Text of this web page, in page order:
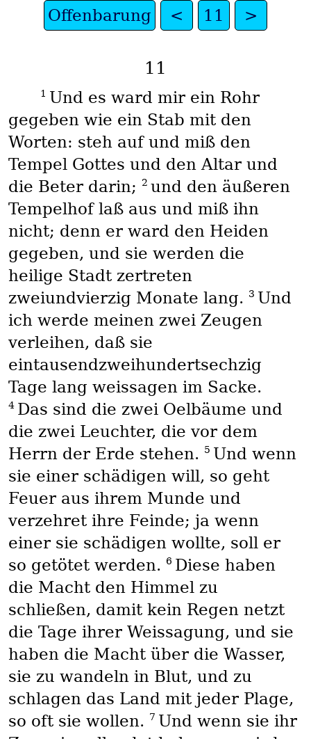
Offenbarung < 11 >
11
1 Und es ward mir ein Rohr
gegeben wie ein Stab mit den
Worten: steh auf und miß den
Tempel Gottes und den Altar und
die Beter darin;
2 und den äußeren
Tempelhof laß aus und miß ihn
nicht; denn er ward den Heiden
gegeben, und sie werden die
heilige Stadt zertreten
zweiundvierzig Monate lang. 3 Und
ich werde meinen zwei Zeugen
verleihen, daß sie
eintausendzweihundertsechzig
Tage lang weissagen im Sacke.
4 Das sind die zwei Oelbäume und
die zwei Leuchter, die vor dem
Herrn der Erde stehen. 5 Und wenn
sie einer schädigen will, so geht
Feuer aus ihrem Munde und
verzehret ihre Feinde; ja wenn
einer sie schädigen wollte, soll er
so getötet werden. 6 Diese haben
die Macht den Himmel zu
schließen, damit kein Regen netzt
die Tage ihrer Weissagung, und sie
haben die Macht über die Wasser,
sie zu wandeln in Blut, und zu
schlagen das Land mit jeder Plage,
so oft sie wollen. 7 Und wenn sie ihr